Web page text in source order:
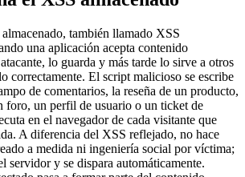
también llamado XSS
una aplicación acepta contenido
lo guarda y más tarde lo sirve a otros
correctamente. El script malicioso se escribe
de comentarios, la reseña de un producto,
foro, un perfil de usuario o un ticket de
en el navegador de cada visitante que
A diferencia del XSS reflejado, no hace
a medida ni ingeniería social por víctima;
servidor y se dispara automáticamente.